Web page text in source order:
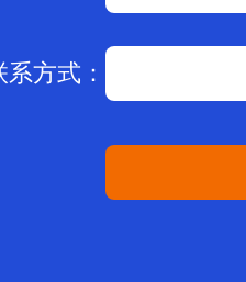
系方式：